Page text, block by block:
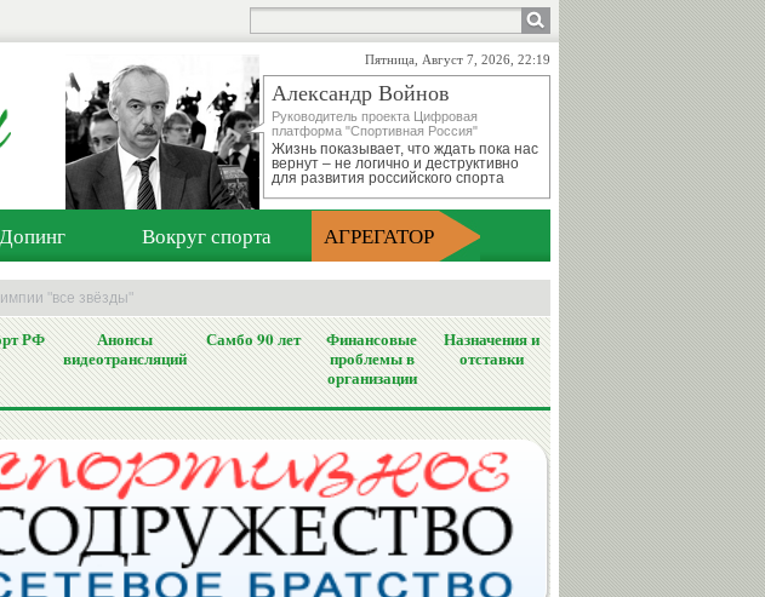
Пятница, Август 7, 2026, 22:19
Александр Войнов
Руководитель проекта Цифровая
платформа "Спортивная Россия"
Жизнь показывает, что ждать пока нас
вернут – не логично и деструктивно
для развития российского спорта
Допинг Вокруг спорта АГРЕГАТОР
"все звёзды"
РФ
Анонсы
видеотрансляций
Самбо 90 лет
Финансовые
проблемы в
организации
Назначения и
отставки